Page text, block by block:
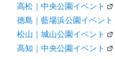
高松｜中央公園イベント
徳島｜藍場浜公園イベント
松山｜城山公園イベント
高知｜中央公園イベント